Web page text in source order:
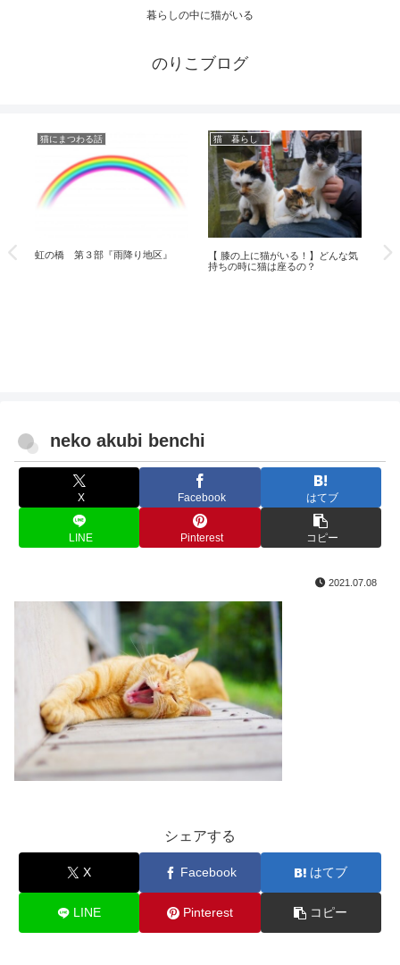
暮らしの中に猫がいる
のりこブログ
猫にまつわる話
虹の橋 第３部『雨降り地区』
猫 暮らし
【 膝の上に猫がいる！】どんな気
持ちの時に猫は座るの？
【
見
neko akubi benchi
X Facebook はてブ
LINE Pinterest コピー
2021.07.08
シェアする
X Facebook はてブ
LINE Pinterest コピー